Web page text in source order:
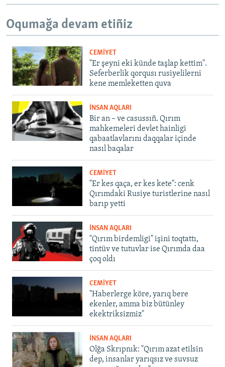
Oqumağa devam etiñiz
CEMİYET
"Er şeyni eki künde taşlap kettim".
Seferberlik qorqusı rusiyelilerni
kene memleketten quva
İNSAN AQLARI
Bir an – ve casussıñ. Qırım
mahkemeleri devlet hainligi
qabaatlavlarını daqqalar içinde
nasıl baqalar
CEMİYET
"Er kes qaça, er kes kete": cenk
Qırımdaki Rusiye turistlerine nasıl
barıp yetti
İNSAN AQLARI
"Qırım birdemligi" işini toqtattı,
tintüv ve tutuvlar ise Qırımda daa
çoq oldı
CEMİYET
"Haberlerge köre, yarıq bere
ekenler, amma biz bütünley
ekektriksizmiz"
İNSAN AQLARI
Olğa Skrıpnık: "Qırım azat etilsin
dep, insanlar yarıqsız ve suvsuz